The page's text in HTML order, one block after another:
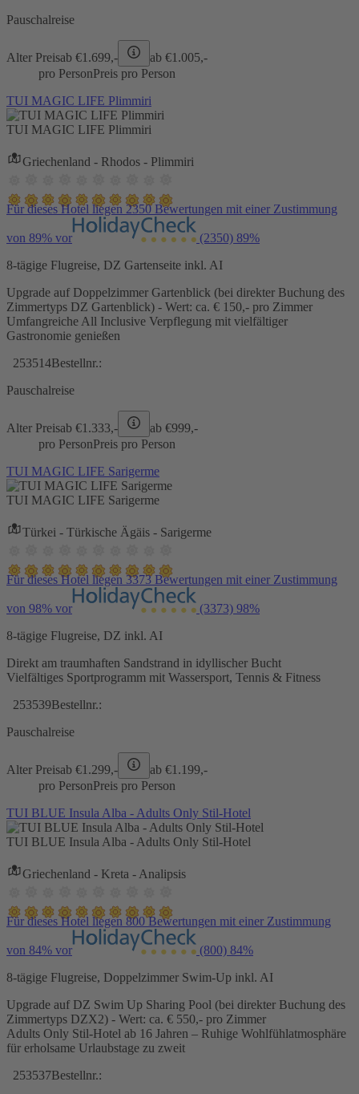
Pauschalreise
Alter Preisab €1.699,- ab €1.005,-
pro PersonPreis pro Person
TUI MAGIC LIFE Plimmiri
TUI MAGIC LIFE Plimmiri
Griechenland - Rhodos - Plimmiri
Für dieses Hotel liegen 2350 Bewertungen mit einer Zustimmung
von 89% vor (2350) 89%
8-tägige Flugreise, DZ Gartenseite inkl. AI
Upgrade auf Doppelzimmer Gartenblick (bei direkter Buchung des
Zimmertyps DZ Gartenblick) - Wert: ca. € 150,- pro Zimmer
Umfangreiche All Inclusive Verpflegung mit vielfältiger
Gastronomie genießen
253514Bestellnr.:
Pauschalreise
Alter Preisab €1.333,- ab €999,-
pro PersonPreis pro Person
TUI MAGIC LIFE Sarigerme
TUI MAGIC LIFE Sarigerme
Türkei - Türkische Ägäis - Sarigerme
Für dieses Hotel liegen 3373 Bewertungen mit einer Zustimmung
von 98% vor (3373) 98%
8-tägige Flugreise, DZ inkl. AI
Direkt am traumhaften Sandstrand in idyllischer Bucht
Vielfältiges Sportprogramm mit Wassersport, Tennis & Fitness
253539Bestellnr.:
Pauschalreise
Alter Preisab €1.299,- ab €1.199,-
pro PersonPreis pro Person
TUI BLUE Insula Alba - Adults Only Stil-Hotel
TUI BLUE Insula Alba - Adults Only Stil-Hotel
Griechenland - Kreta - Analipsis
Für dieses Hotel liegen 800 Bewertungen mit einer Zustimmung
von 84% vor (800) 84%
8-tägige Flugreise, Doppelzimmer Swim-Up inkl. AI
Upgrade auf DZ Swim Up Sharing Pool (bei direkter Buchung des
Zimmertyps DZX2) - Wert: ca. € 550,- pro Zimmer
Adults Only Stil-Hotel ab 16 Jahren – Ruhige Wohlfühlatmosphäre
für erholsame Urlaubstage zu zweit
253537Bestellnr.: